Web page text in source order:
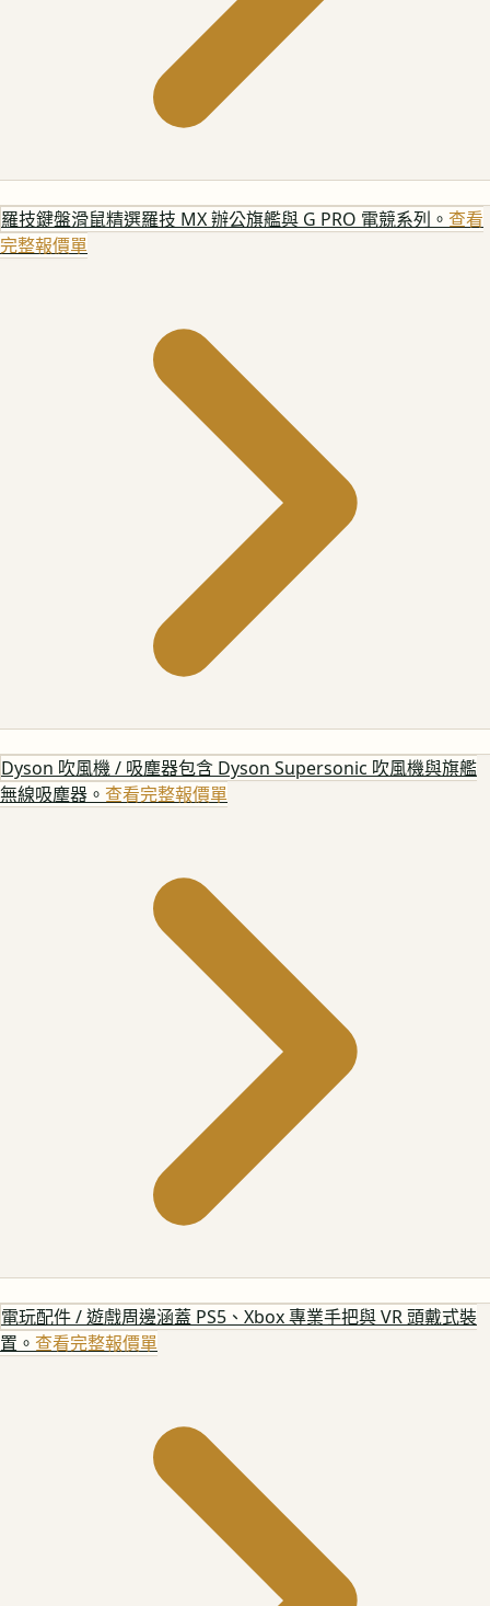
羅技鍵盤滑鼠精選羅技 MX 辦公旗艦與 G PRO 電競系列。 查看
完整報價單
Dyson 吹風機 / 吸塵器包含 Dyson Supersonic 吹風機與旗艦
無線吸塵器。 查看完整報價單
電玩配件 / 遊戲周邊涵蓋 PS5、Xbox 專業手把與 VR 頭戴式裝
置。 查看完整報價單